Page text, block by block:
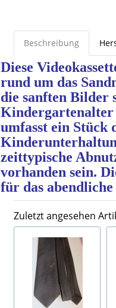
Beschreibung
Diese
rund um das
die sanften Bilder
Kindergartenalter
umfasst ein Stück
zeittypische
vorhanden sein.
für das
Zuletzt angesehen